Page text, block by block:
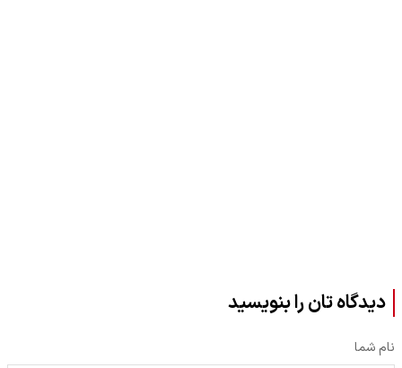
دیدگاه تان را بنویسید
نام شما